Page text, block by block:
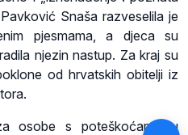
Snaša razveselila je
pjesmama, a djeca su
njezin nastup. Za kraj su
od hrvatskih obitelji iz
osobe s poteškoćama u